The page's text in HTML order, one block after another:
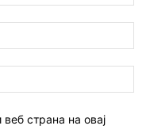
страна на овај